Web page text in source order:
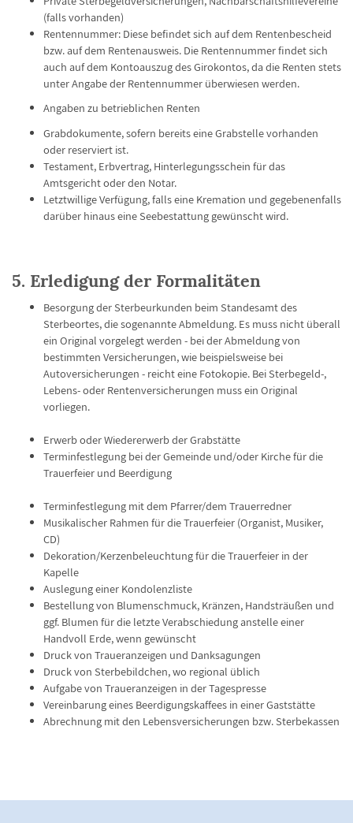
(falls vorhanden)
Rentennummer: Diese befindet sich auf dem Rentenbescheid
bzw. auf dem Rentenausweis. Die Rentennummer findet sich
auch auf dem Kontoauszug des Girokontos, da die Renten stets
unter Angabe der Rentennummer überwiesen werden.
Angaben zu betrieblichen Renten
Grabdokumente, sofern bereits eine Grabstelle vorhanden
oder reserviert ist.
Testament, Erbvertrag, Hinterlegungsschein für das
Amtsgericht oder den Notar.
Letztwillige Verfügung, falls eine Kremation und gegebenenfalls
darüber hinaus eine Seebestattung gewünscht wird.
5. Erledigung der Formalitäten
Besorgung der Sterbeurkunden beim Standesamt des
Sterbeortes, die sogenannte Abmeldung. Es muss nicht überall
ein Original vorgelegt werden - bei der Abmeldung von
bestimmten Versicherungen, wie beispielsweise bei
Autoversicherungen - reicht eine Fotokopie. Bei Sterbegeld-,
Lebens- oder Rentenversicherungen muss ein Original
vorliegen.
Erwerb oder Wiedererwerb der Grabstätte
Terminfestlegung bei der Gemeinde und/oder Kirche für die
Trauerfeier und Beerdigung
Terminfestlegung mit dem Pfarrer/dem Trauerredner
Musikalischer Rahmen für die Trauerfeier (Organist, Musiker,
CD)
Dekoration/Kerzenbeleuchtung für die Trauerfeier in der
Kapelle
Auslegung einer Kondolenzliste
Bestellung von Blumenschmuck, Kränzen, Handsträußen und
ggf. Blumen für die letzte Verabschiedung anstelle einer
Handvoll Erde, wenn gewünscht
Druck von Traueranzeigen und Danksagungen
Druck von Sterbebildchen, wo regional üblich
Aufgabe von Traueranzeigen in der Tagespresse
Vereinbarung eines Beerdigungskaffees in einer Gaststätte
Abrechnung mit den Lebensversicherungen bzw. Sterbekassen